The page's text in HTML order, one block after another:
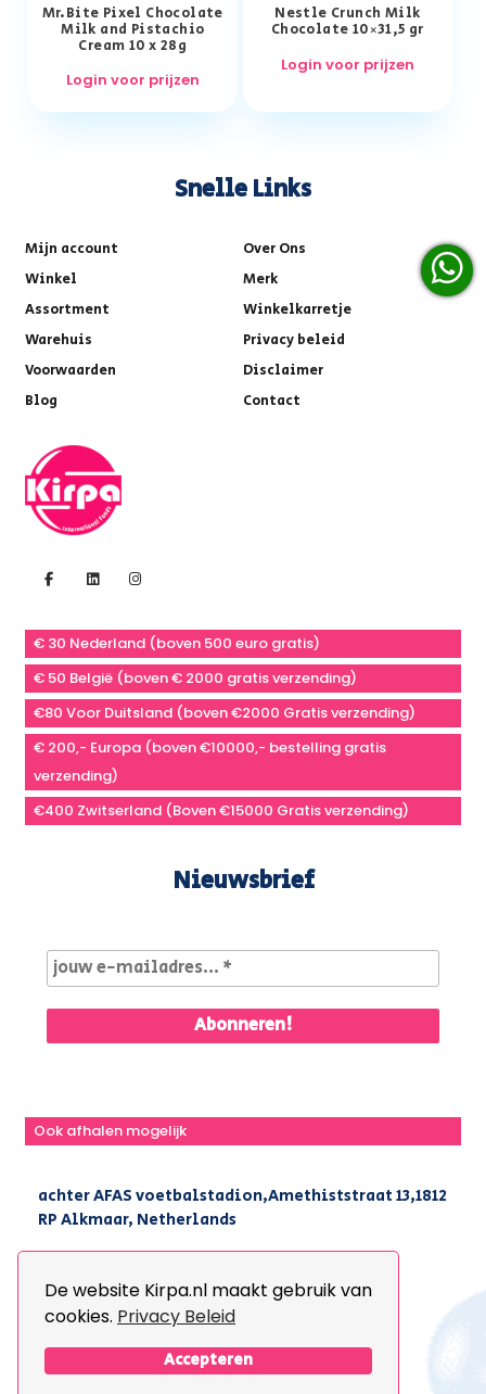
De website Kirpa.nl maakt gebruik van
cookies. Privacy Beleid
Accepteren
Mr.Bite Pixel Chocolate
Milk and Pistachio
Cream 10 x 28g
Login voor prijzen
Nestle Crunch Milk
Chocolate 10×31,5 gr
Login voor prijzen
Snelle Links
Mijn account
Over Ons
Winkel
Merk
Assortment
Winkelkarretje
Warehuis
Privacy beleid
Voorwaarden
Disclaimer
Blog
Contact
€ 30 Nederland (boven 500 euro gratis)
€ 50 België (boven € 2000 gratis verzending)
€80 Voor Duitsland (boven €2000 Gratis verzending)
€ 200,- Europa (boven €10000,- bestelling gratis
verzending)
€400 Zwitserland (Boven €15000 Gratis verzending)
Nieuwsbrief
Ook afhalen mogelijk
achter AFAS voetbalstadion,Amethiststraat 13,1812
RP Alkmaar, Netherlands
+31(0) 251 296 806 info@kirpa.nl
© 2026 Kirpa. All Rights Reserved.
The Webdesign